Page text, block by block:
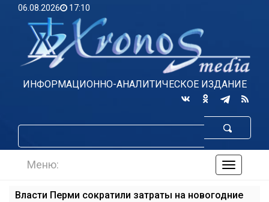
06.08.2026 17:10
ИНФОРМАЦИОННО-АНАЛИТИЧЕСКОЕ ИЗДАНИЕ
по
Меню:
Власти Перми сократили затраты на новогодние